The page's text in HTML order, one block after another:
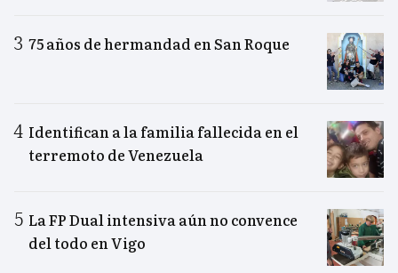
75 años de hermandad en San Roque
Identifican a la familia fallecida en el
terremoto de Venezuela
La FP Dual intensiva aún no convence
del todo en Vigo